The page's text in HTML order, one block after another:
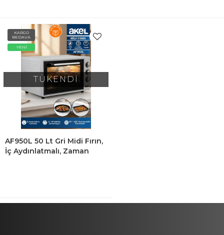
KARGO
BEDAVA
YENİ
TÜKENDİ
AF950L 50 Lt Gri Midi Fırın,
İç Aydınlatmalı, Zaman